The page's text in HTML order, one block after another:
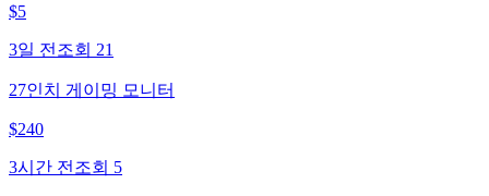
$5
3일 전 조회 21
27인치 게이밍 모니터
$240
3시간 전 조회 5